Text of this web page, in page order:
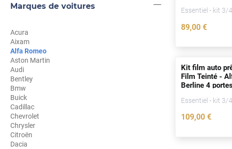
Kia
Mercedes-Benz
Mini
Nissan
Opel
Peugeot
Porsche
Marques de voitures
Acura
Aixam
Alfa Romeo
Aston Martin
Audi
Bentley
Bmw
Buick
Cadillac
Chevrolet
Chrysler
Citroën
Dacia
Essentiel - kit 3/
89,00 €
Kit film auto
Film Teinté -
Berline 4
Essentiel - kit 3/
109,00 €